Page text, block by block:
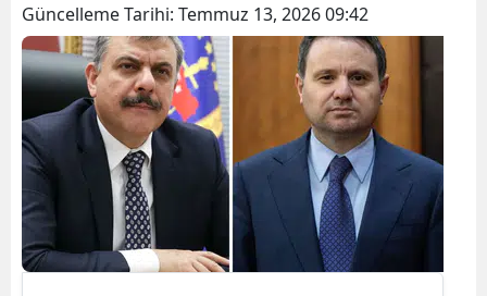
Güncelleme Tarihi: Temmuz 13, 2026 09:42